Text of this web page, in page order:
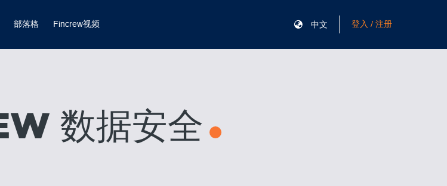
部落格 Fincrew视频 中文 登入 / 注册
数据安全